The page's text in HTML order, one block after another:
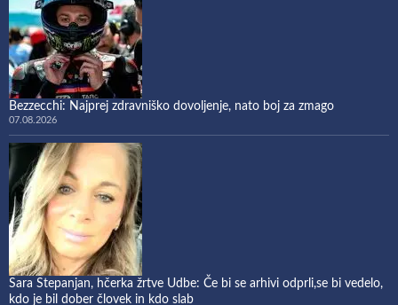
Bezzecchi: Najprej zdravniško dovoljenje, nato boj za zmago
07.08.2026
Sara Stepanjan, hčerka žrtve Udbe: Če bi se arhivi odprli,se bi vedelo,
kdo je bil dober človek in kdo slab